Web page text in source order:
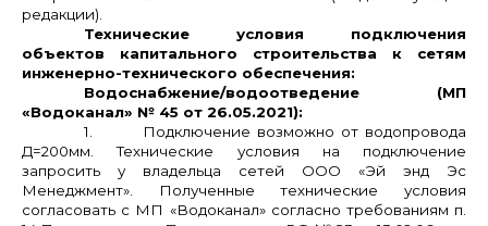
редакции).
Технические условия подключения
объектов капитального строительства к сетям
инженерно-технического обеспечения:
Водоснабжение/водоотведение (МП
«Водоканал» № 45 от 26.05.2021):
1.
Подключение возможно от водопровода
Д=200мм. Технические условия на подключение
запросить у владельца сетей ООО «Эй энд Эс
Менеджмент». Полученные технические условия
согласовать с МП «Водоканал» согласно требованиям п.